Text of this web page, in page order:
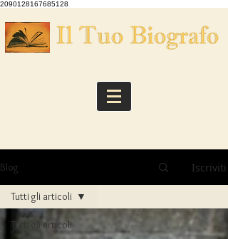
2090128167685128
Blog Iscriviti
Tutti gli articoli
Tutti gli articoli